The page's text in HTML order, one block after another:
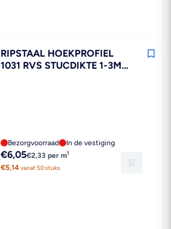
RIPSTAAL HOEKPROFIEL
1031 RVS STUCDIKTE 1-3MM
Bezorgvoorraad In de vestiging
Reguliere
prijs
€6,05€2,33 per m1
€5,14vanaf 50 stuks